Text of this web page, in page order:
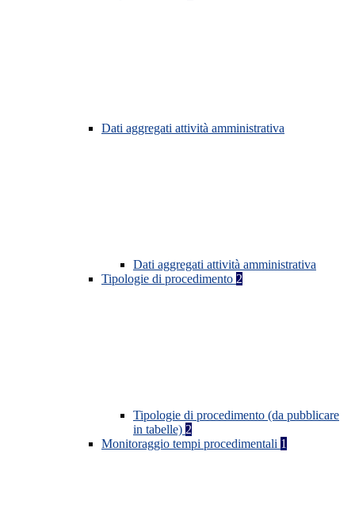
Dati aggregati attività amministrativa
Dati aggregati attività amministrativa
Tipologie di procedimento 2
Tipologie di procedimento (da pubblicare
in tabelle) 2
Monitoraggio tempi procedimentali 1